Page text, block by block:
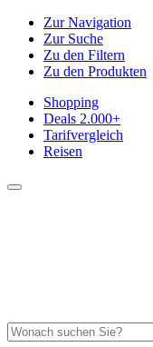
Zur Navigation
Zur Suche
Zu den Filtern
Zu den Produkten
Shopping
Deals 2.000+
Tarifvergleich
Reisen